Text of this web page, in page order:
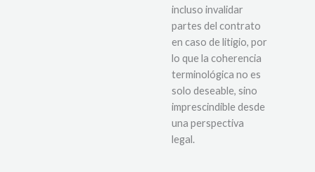
incluso invalidar
partes del contrato
en caso de litigio, por
lo que la coherencia
terminológica no es
solo deseable, sino
imprescindible desde
una perspectiva
legal.